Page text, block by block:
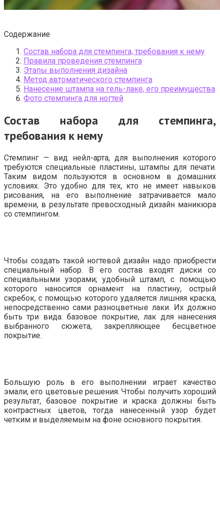
Содержание
Состав набора для стемпинга, требования к нему
Правила проведения стемпинга
Этапы выполнения дизайна
Метод автоматического стемпинга
Нанесение штампа на гель-лаке, его преимущества
Фото стемпинга для ногтей
Состав набора для стемпинга,
требования к нему
Стемпинг — вид нейл-арта, для выполнения которого
требуются специальные пластины, штампы для печати.
Таким видом пользуются в основном в домашних
условиях. Это удобно для тех, кто не имеет навыков
рисования, на его выполнение затрачивается мало
времени, в результате превосходный дизайн маникюра
со стемпингом.
Чтобы создать такой ногтевой дизайн надо приобрести
специальный набор. В его состав входят диски со
специальными узорами; удобный штамп, с помощью
которого наносится орнамент на пластину, острый
скребок, с помощью которого удаляется лишняя краска,
непосредственно сами разноцветные лаки. Их должно
быть три вида: базовое покрытие, лак для нанесения
выбранного сюжета, закрепляющее бесцветное
покрытие.
Большую роль в его выполнении играет качество
эмали, его цветовые решения. Чтобы получить хороший
результат, базовое покрытие и краска должны быть
контрастных цветов, тогда нанесенный узор будет
четким и выделяемым на фоне основного покрытия.